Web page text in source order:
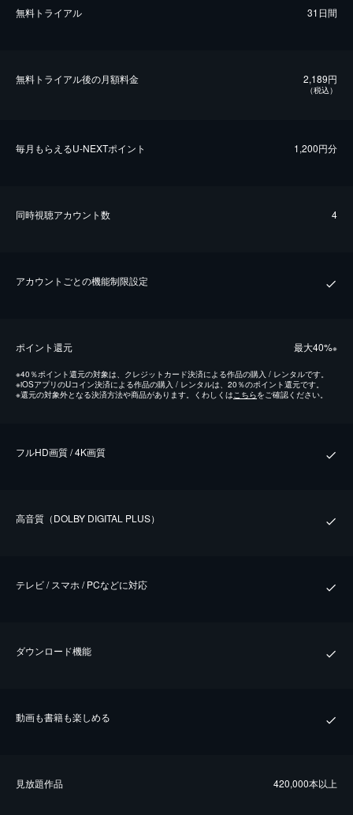
無料トライアル 31日間
無料トライアル後の⽉額料金 2,189円
（税込）
毎⽉もらえるU-NEXTポイント 1,200円分
同時視聴アカウント数 4
アカウントごとの機能制限設定
ポイント還元 最⼤40%※
※40％ポイント還元の対象は、クレジットカード決済による作品の購入 / レンタルです。
※iOSアプリのUコイン決済による作品の購入 / レンタルは、20％のポイント還元です。
※還元の対象外となる決済方法や商品があります。くわしくはこちらをご確認ください。
フルHD画質 / 4K画質
⾼⾳質（DOLBY DIGITAL PLUS）
テレビ / スマホ / PCなどに対応
ダウンロード機能
動画も書籍も楽しめる
⾒放題作品 420,000本以上